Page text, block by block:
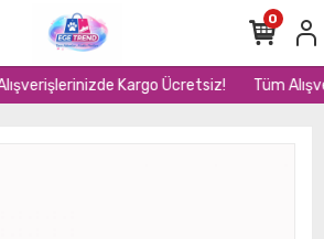
Kargo Ücretsiz! Tüm
0